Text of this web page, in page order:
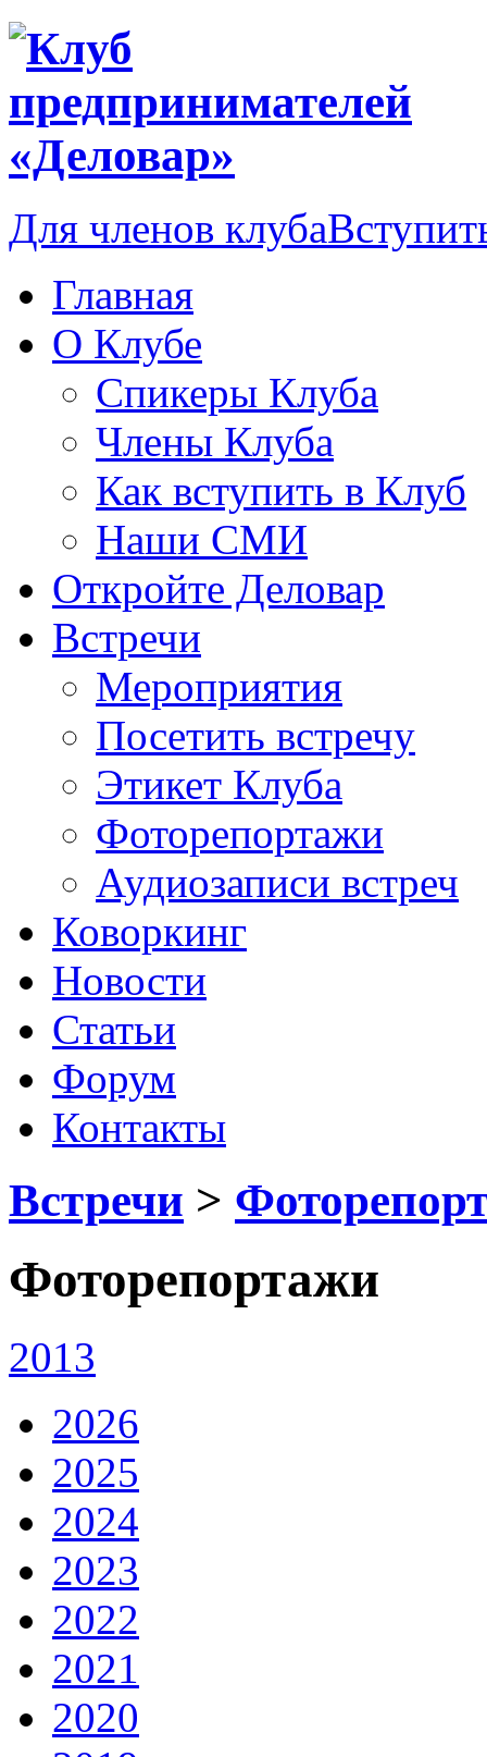
Для членов клуба
Главная
О Клубе
Спикеры Клуба
Члены Клуба
Как вступить в Клуб
Наши СМИ
Откройте Деловар
Встречи
Мероприятия
Посетить встречу
Этикет Клуба
Фоторепортажи
Аудиозаписи встреч
Коворкинг
Новости
Статьи
Форум
Контакты
Встречи >
Фоторепортажи
2013
2026
2025
2024
2023
2022
2021
2020